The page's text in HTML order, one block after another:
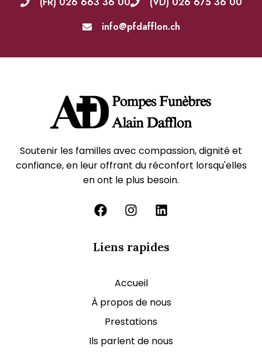
info@pfdafflon.ch
Soutenir les familles avec compassion, dignité et
confiance, en leur offrant du réconfort lorsqu'elles
en ont le plus besoin.
Liens rapides
Accueil
À propos de nous
Prestations
Ils parlent de nous